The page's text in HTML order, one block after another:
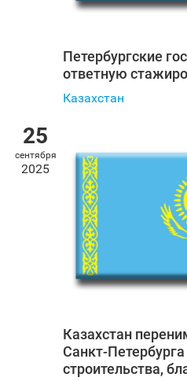
Петербургские
ответную
Казахстан
25
сентября
2025
Казахстан
строительства,